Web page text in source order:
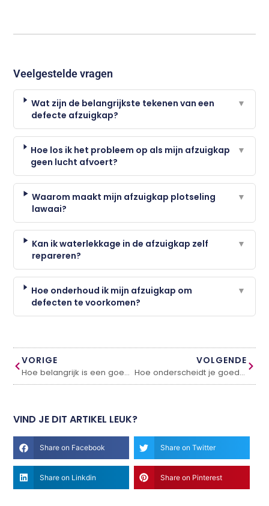
Veelgestelde vragen
Wat zijn de belangrijkste tekenen van een
defecte afzuigkap?
▼
Hoe los ik het probleem op als mijn afzuigkap
geen lucht afvoert?
▼
Waarom maakt mijn afzuigkap plotseling
lawaai?
▼
Kan ik waterlekkage in de afzuigkap zelf
repareren?
▼
Hoe onderhoud ik mijn afzuigkap om
defecten te voorkomen?
▼
VORIGE
Hoe belangrijk is een goed matras?
VOLGENDE
Hoe onderscheidt je goede pannen voor koken?
VIND JE DIT ARTIKEL LEUK?
Share on Facebook Share on Twitter
Share on Linkdin Share on Pinterest